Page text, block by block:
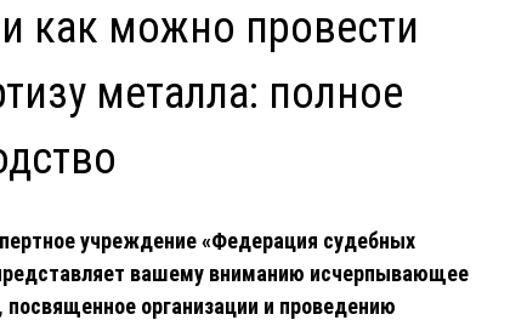
и как можно провести
металла: полное
учреждение «Федерация судебных
вашему вниманию исчерпывающее
посвященное организации и проведению